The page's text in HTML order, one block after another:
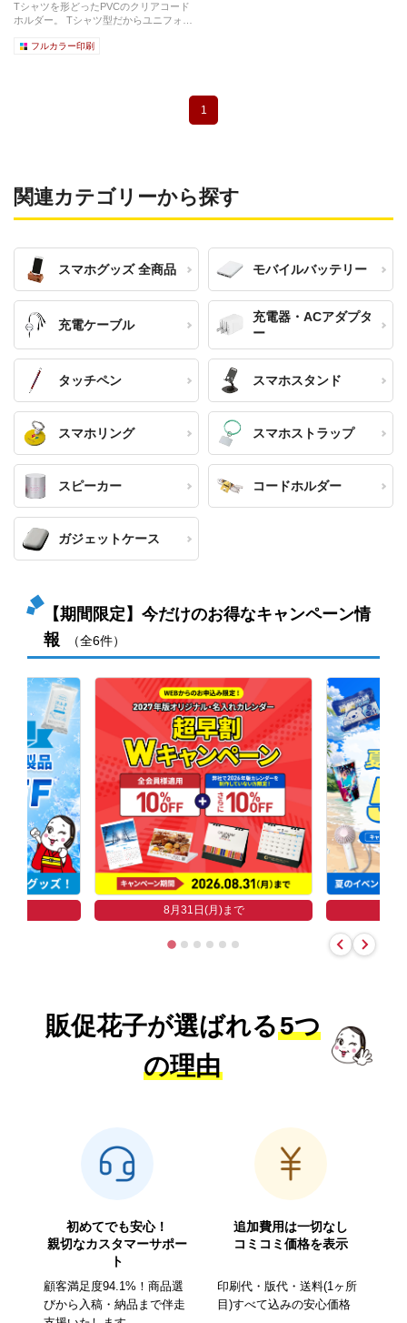
Tシャツを形どったPVCのクリアコード
ホルダー。 Tシャツ型だからユニフォー
フルカラー印刷
1
関連カテゴリーから探す
スマホグッズ 全商品 モバイルバッテリー
充電ケーブル
充電器・ACアダプタ
ー
タッチペン スマホスタンド
スマホリング スマホストラップ
スピーカー コードホルダー
ガジェットケース
【期間限定】今だけのお得なキャンペーン情
報
（全6件）
8月31日(月)まで
販促花子が選ばれる5つ
の理由
初めてでも安心！
親切なカスタマーサポー
ト
顧客満足度94.1%！商品選
びから入稿・納品まで伴走
追加費用は一切なし
コミコミ価格を表示
印刷代・版代・送料(1ヶ所
目)すべて込みの安心価格